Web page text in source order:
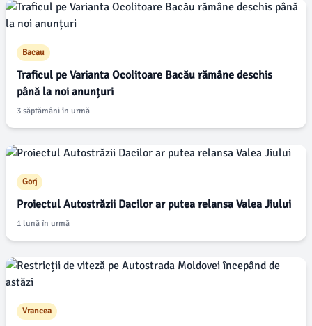
Bacau
Traficul pe Varianta Ocolitoare Bacău rămâne deschis
până la noi anunțuri
3 săptămâni în urmă
Gorj
Proiectul Autostrăzii Dacilor ar putea relansa Valea Jiului
1 lună în urmă
Vrancea